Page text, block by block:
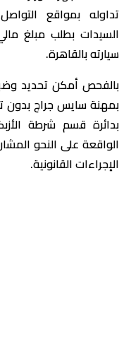
تداوله بمواقع
السيدات بطلب مبلغ
سيارته بالقاهرة.
بالفحص أمكن تحديد
بمهنة سايس جراج بدون
بدائرة قسم شرطة
الواقعة على النحو
الإجراءات القانونية.